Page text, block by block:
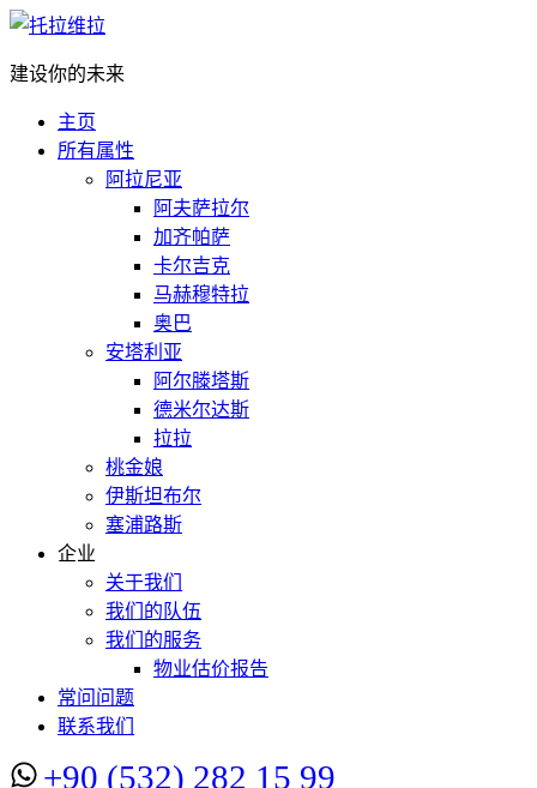
建设你的未来
主页
所有属性
阿拉尼亚
阿夫萨拉尔
加齐帕萨
卡尔吉克
马赫穆特拉
奥巴
安塔利亚
阿尔滕塔斯
德米尔达斯
拉拉
桃金娘
伊斯坦布尔
塞浦路斯
企业
关于我们
我们的队伍
我们的服务
物业估价报告
常问问题
联系我们
+90 (532) 282 15 99